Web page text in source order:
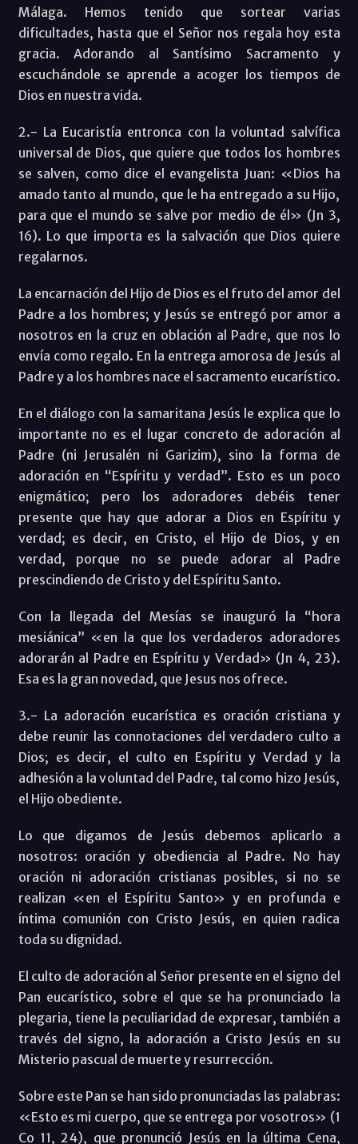
Málaga. Hemos tenido que sortear varias
dificultades, hasta que el Señor nos regala hoy esta
gracia. Adorando al Santísimo Sacramento y
escuchándole se aprende a acoger los tiempos de
Dios en nuestra vida.
2.- La Eucaristía entronca con la voluntad salvífica
universal de Dios, que quiere que todos los hombres
se salven, como dice el evangelista Juan: «Dios ha
amado tanto al mundo, que le ha entregado a su Hijo,
para que el mundo se salve por medio de él» (Jn 3,
16). Lo que importa es la salvación que Dios quiere
regalarnos.
La encarnación del Hijo de Dios es el fruto del amor del
Padre a los hombres; y Jesús se entregó por amor a
nosotros en la cruz en oblación al Padre, que nos lo
envía como regalo. En la entrega amorosa de Jesús al
Padre y a los hombres nace el sacramento eucarístico.
En el diálogo con la samaritana Jesús le explica que lo
importante no es el lugar concreto de adoración al
Padre (ni Jerusalén ni Garizim), sino la forma de
adoración en “Espíritu y verdad”. Esto es un poco
enigmático; pero los adoradores debéis tener
presente que hay que adorar a Dios en Espíritu y
verdad; es decir, en Cristo, el Hijo de Dios, y en
verdad, porque no se puede adorar al Padre
prescindiendo de Cristo y del Espíritu Santo.
Con la llegada del Mesías se inauguró la “hora
mesiánica” «en la que los verdaderos adoradores
adorarán al Padre en Espíritu y Verdad» (Jn 4, 23).
Esa es la gran novedad, que Jesus nos ofrece.
3.- La adoración eucarística es oración cristiana y
debe reunir las connotaciones del verdadero culto a
Dios; es decir, el culto en Espíritu y Verdad y la
adhesión a la voluntad del Padre, tal como hizo Jesús,
el Hijo obediente.
Lo que digamos de Jesús debemos aplicarlo a
nosotros: oración y obediencia al Padre. No hay
oración ni adoración cristianas posibles, si no se
realizan «en el Espíritu Santo» y en profunda e
íntima comunión con Cristo Jesús, en quien radica
toda su dignidad.
El culto de adoración al Señor presente en el signo del
Pan eucarístico, sobre el que se ha pronunciado la
plegaria, tiene la peculiaridad de expresar, también a
través del signo, la adoración a Cristo Jesús en su
Misterio pascual de muerte y resurrección.
Sobre este Pan se han sido pronunciadas las palabras:
«Esto es mi cuerpo, que se entrega por vosotros» (1
Co 11, 24), que pronunció Jesús en la última Cena,